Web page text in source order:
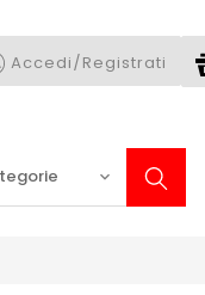
Accedi/Registrati